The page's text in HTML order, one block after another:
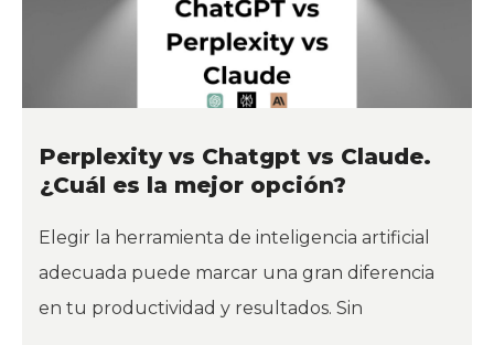
Perplexity vs Chatgpt vs Claude.
¿Cuál es la mejor opción?
Elegir la herramienta de inteligencia artificial
adecuada puede marcar una gran diferencia
en tu productividad y resultados. Sin